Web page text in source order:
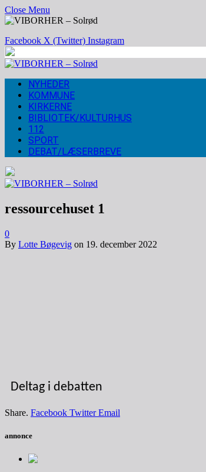
Close Menu
Facebook X (Twitter) Instagram
NYHEDER
KOMMUNE
KIRKERNE
BIBLIOTEK/KULTURHUS
112
SPORT
DEBAT/LÆSERBREVE
ressourcehuset 1
0
By Lotte Bøgevig on 19. december 2022
Deltag i debatten
Share. Facebook Twitter Email
annonce